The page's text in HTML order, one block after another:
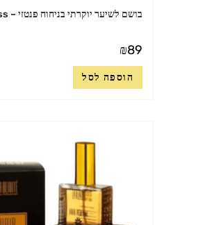
בושם לשיער יוקרתי בניחוח פנטזי – wellness
₪89
הוספה לסל